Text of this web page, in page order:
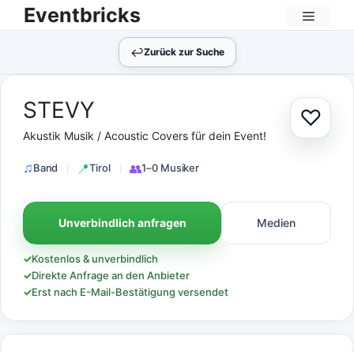
Zum
Inhalt
Eventbricks
Menü
↩︎Zurück zur Suche
♡Zur
STEVY
Akustik Musik / Acoustic Covers für dein Event!
Band Tirol 1–0 Musiker
Unverbindlich anfragen Medien
✓Kostenlos & unverbindlich
✓Direkte Anfrage an den Anbieter
✓Erst nach E-Mail-Bestätigung versendet